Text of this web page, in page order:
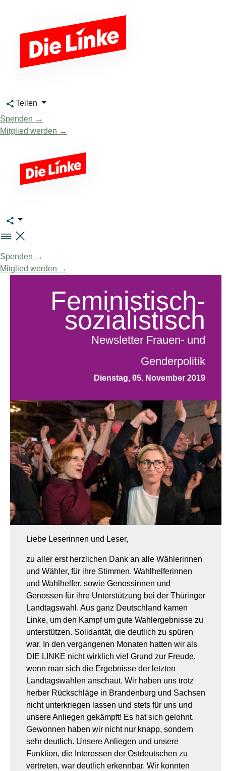
Teilen
Spenden →
Mitglied werden →
Spenden →
Mitglied werden →
Feministisch-
sozialistisch
Newsletter Frauen- und
Genderpolitik
Dienstag, 05. November 2019
Liebe Leserinnen und Leser,
zu aller erst herzlichen Dank an alle Wählerinnen
und Wähler, für ihre Stimmen. Wahlhelferinnen
und Wahlhelfer, sowie Genossinnen und
Genossen für ihre Unterstützung bei der Thüringer
Landtagswahl. Aus ganz Deutschland kamen
Linke, um den Kampf um gute Wahlergebnisse zu
unterstützen. Solidarität, die deutlich zu spüren
war. In den vergangenen Monaten hatten wir als
DIE LINKE nicht wirklich viel Grund zur Freude,
wenn man sich die Ergebnisse der letzten
Landtagswahlen anschaut. Wir haben uns trotz
herber Rückschläge in Brandenburg und Sachsen
nicht unterkriegen lassen und stets für uns und
unsere Anliegen gekämpft! Es hat sich gelohnt.
Gewonnen haben wir nicht nur knapp, sondern
sehr deutlich. Unsere Anliegen und unsere
Funktion, die Interessen der Ostdeutschen zu
vertreten, war deutlich erkennbar. Wir konnten